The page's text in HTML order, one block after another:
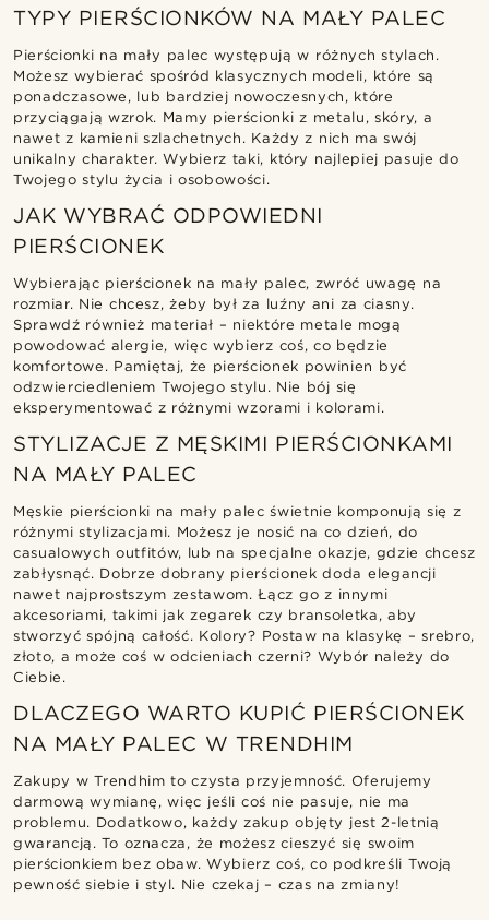
TYPY PIERŚCIONKÓW NA MAŁY PALEC
Pierścionki na mały palec występują w różnych stylach.
Możesz wybierać spośród klasycznych modeli, które są
ponadczasowe, lub bardziej nowoczesnych, które
przyciągają wzrok. Mamy pierścionki z metalu, skóry, a
nawet z kamieni szlachetnych. Każdy z nich ma swój
unikalny charakter. Wybierz taki, który najlepiej pasuje do
Twojego stylu życia i osobowości.
JAK WYBRAĆ ODPOWIEDNI
PIERŚCIONEK
Wybierając pierścionek na mały palec, zwróć uwagę na
rozmiar. Nie chcesz, żeby był za luźny ani za ciasny.
Sprawdź również materiał – niektóre metale mogą
powodować alergie, więc wybierz coś, co będzie
komfortowe. Pamiętaj, że pierścionek powinien być
odzwierciedleniem Twojego stylu. Nie bój się
eksperymentować z różnymi wzorami i kolorami.
STYLIZACJE Z MĘSKIMI PIERŚCIONKAMI
NA MAŁY PALEC
Męskie pierścionki na mały palec świetnie komponują się z
różnymi stylizacjami. Możesz je nosić na co dzień, do
casualowych outfitów, lub na specjalne okazje, gdzie chcesz
zabłysnąć. Dobrze dobrany pierścionek doda elegancji
nawet najprostszym zestawom. Łącz go z innymi
akcesoriami, takimi jak zegarek czy bransoletka, aby
stworzyć spójną całość. Kolory? Postaw na klasykę – srebro,
złoto, a może coś w odcieniach czerni? Wybór należy do
Ciebie.
DLACZEGO WARTO KUPIĆ PIERŚCIONEK
NA MAŁY PALEC W TRENDHIM
Zakupy w Trendhim to czysta przyjemność. Oferujemy
darmową wymianę, więc jeśli coś nie pasuje, nie ma
problemu. Dodatkowo, każdy zakup objęty jest 2-letnią
gwarancją. To oznacza, że możesz cieszyć się swoim
pierścionkiem bez obaw. Wybierz coś, co podkreśli Twoją
pewność siebie i styl. Nie czekaj – czas na zmiany!